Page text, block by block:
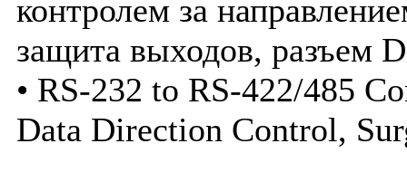
контролем за
защита выходов, разъем
• RS-232 to RS-422/485
Data Direction Control,